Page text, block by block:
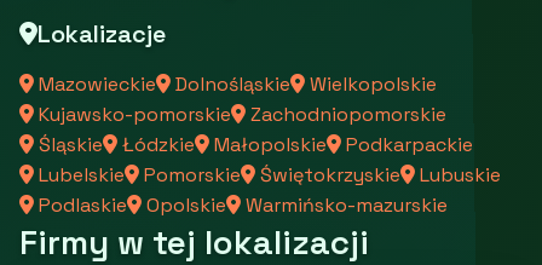
Lokalizacje
Mazowieckie Dolnośląskie
Wielkopolskie
Kujawsko-pomorskie
Zachodniopomorskie
Śląskie
Łódzkie Małopolskie
Podkarpackie
Lubelskie
Pomorskie Świętokrzyskie
Lubuskie
Podlaskie
Opolskie Warmińsko-mazurskie
Firmy w tej lokalizacji